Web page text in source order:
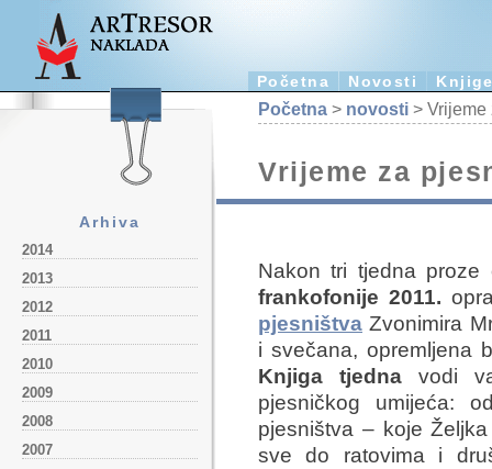
Početna Novosti
Arhiva
2014
2013
2012
2011
2010
2009
2008
2007
Početna > novosti > Vrijeme
Vrijeme za
Nakon tri tjedna
frankofonije 2011.
pjesništva Zvonimira
i svečana, opremljena
Knjiga tjednavodi
pjesničkog umijeća:
pjesništva – koje
sve do ratovima i